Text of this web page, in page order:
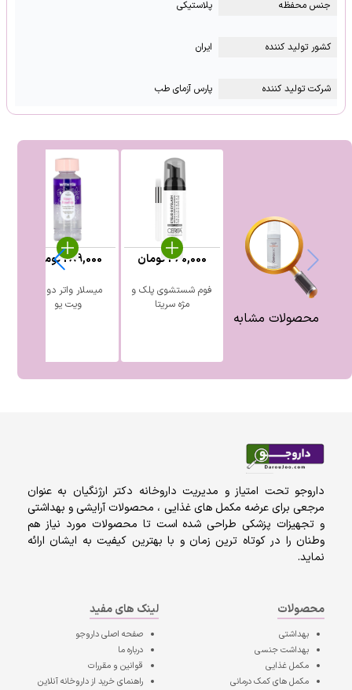
جنس محفظه پلاستیکی
کشور تولید کننده ایران
شرکت تولید کننده پارس آزمای طب
محصولات مشابه
فوم شستشوی پلک و
مژه سریتا
460,000تومان
میسلار واتر دو فاز
ویت یو
289,000تومان
داروجو تحت امتیاز و مدیریت داروخانه دکتر ارژنگیان به عنوان
مرجعی برای عرضه مکمل های غذایی ، محصولات آرایشی و بهداشتی
و تجهیزات پزشکی طراحی شده است تا محصولات مورد نیاز هم
وطنان را در کوتاه ترین زمان و با بهترین کیفیت به ایشان ارائه
نماید.
محصولات
بهداشتی
بهداشت جنسی
مکمل غذایی
مکمل های کمک درمانی
لینک های مفید
صفحه اصلیداروجو
درباره ما
قوانین و مقررات
راهنمای خرید از داروخانه آنلاین